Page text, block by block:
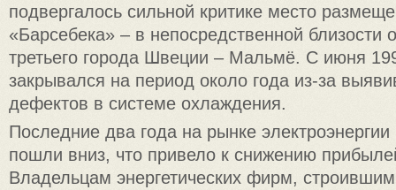
подвергалось сильной критике место
«Барсебека» – в непосредственной близости
третьего города Швеции – Мальмё. С июня
закрывался на период около года из-за
дефектов в системе охлаждения.
Последние два года на рынке
пошли вниз, что привело к снижению
Владельцам энергетических фирм,